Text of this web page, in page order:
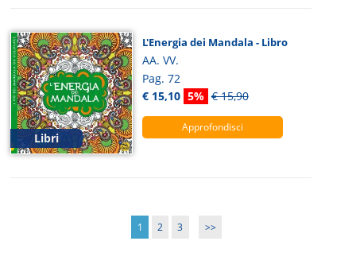
Libri
L'Energia dei Mandala - Libro
AA. VV.
Pag. 72
€ 15,10 5% € 15,90
Approfondisci
1 2 3 >>